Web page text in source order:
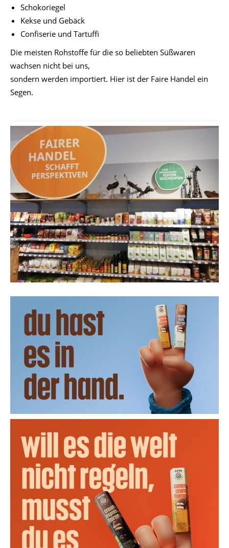
Schokoriegel
Kekse und Gebäck
Confiserie und Tartuffi
Die meisten Rohstoffe für die so beliebten Süßwaren
wachsen nicht bei uns,
sondern werden importiert. Hier ist der Faire Handel ein
Segen.